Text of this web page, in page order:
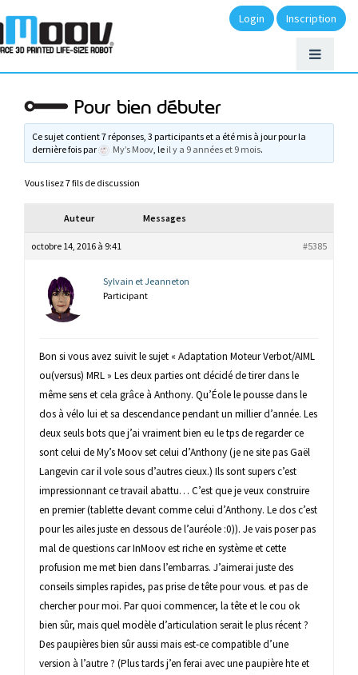
Login Inscription
Pour bien débuter
Ce sujet contient 7 réponses, 3 participants et a été mis à jour pour la
dernière fois par
My’s Moov, le il y a 9 années et 9 mois.
Vous lisez 7 fils de discussion
Auteur Messages
octobre 14, 2016 à 9:41 #5385
Sylvain et Jeanneton
Participant
Bon si vous avez suivit le sujet « Adaptation Moteur Verbot/AIML
ou(versus) MRL » Les deux parties ont décidé de tirer dans le
même sens et cela grâce à Anthony. Qu’Éole le pousse dans le
dos à vélo lui et sa descendance pendant un millier d’année. Les
deux seuls bots que j’ai vraiment bien eu le tps de regarder ce
sont celui de My’s Moov set celui d’Anthony (je ne site pas Gaël
Langevin car il vole sous d’autres cieux.) Ils sont supers c’est
impressionnant ce travail abattu… C’est que je veux construire
en premier (tablette devant comme celui d’Anthony. Le dos c’est
pour les ailes juste en dessous de l’auréole :0)). Je vais poser pas
mal de questions car InMoov est riche en système et cette
profusion me met bien dans l’embarras. J’aimerai juste des
conseils simples rapides, pas prise de tête pour vous. et pas de
chercher pour moi. Par quoi commencer, la tête et le cou ok
bien sûr, mais quel modèle d’articulation serait le plus récent ?
Des paupières bien sûr aussi mais est-ce compatible d’une
version à l’autre ? (Plus tards j’en ferai avec une paupière hte et